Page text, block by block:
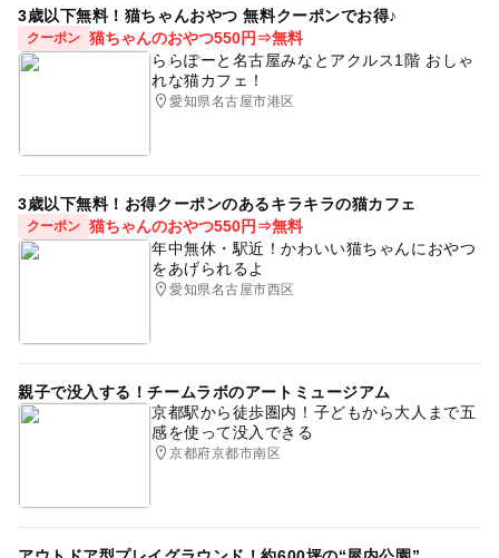
3歳以下無料！猫ちゃんおやつ 無料クーポンでお得♪
クーポン 猫ちゃんのおやつ550円⇒無料
ららぽーと名古屋みなとアクルス1階 おしゃ
れな猫カフェ！
愛知県名古屋市港区
3歳以下無料！お得クーポンのあるキラキラの猫カフェ
クーポン 猫ちゃんのおやつ550円⇒無料
年中無休・駅近！かわいい猫ちゃんにおやつ
をあげられるよ
愛知県名古屋市西区
親子で没入する！チームラボのアートミュージアム
京都駅から徒歩圏内！子どもから大人まで五
感を使って没入できる
京都府京都市南区